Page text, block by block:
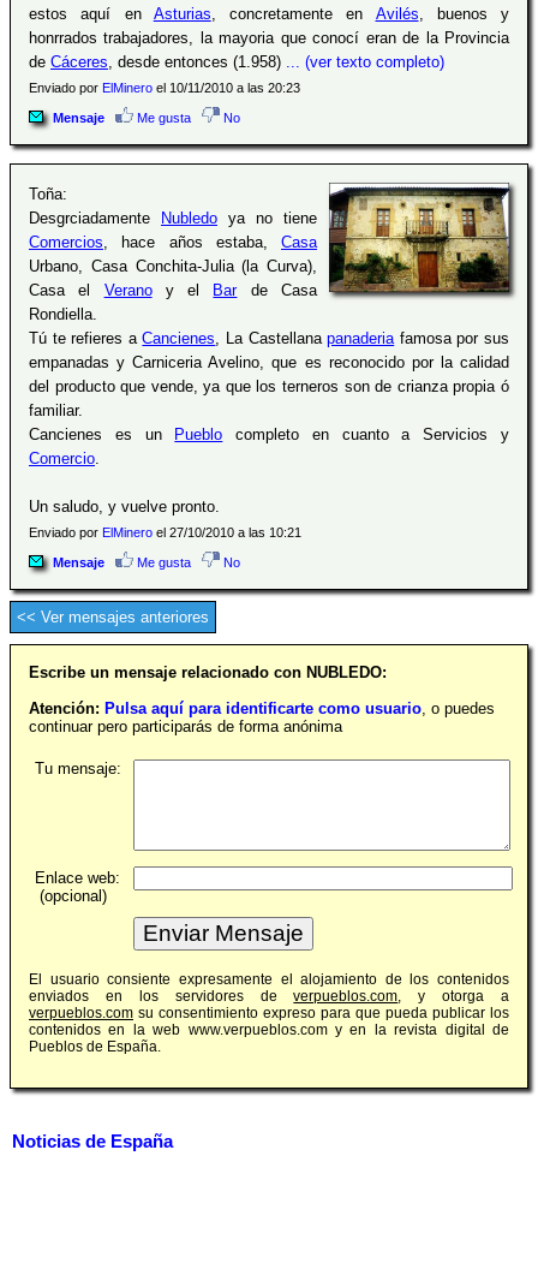
estos aquí en Asturias , concretamente en Avilés , buenos y
honrrados trabajadores, la mayoria que conocí eran de la Provincia
de Cáceres , desde entonces (1.958) ... (ver texto completo)
Enviado por ElMinero el 10/11/2010 a las 20:23
Mensaje Me gusta No
Toña:
Desgrciadamente
Nubledo ya no tiene
Comercios , hace años estaba, Casa
Urbano, Casa Conchita-Julia (la Curva),
Casa el Veranoy el Barde Casa
Rondiella.
Tú te refieres aCancienes , La Castellanapanaderia famosa por sus
empanadas y Carniceria Avelino, que es reconocido por la calidad
del producto que vende, ya que los terneros son de crianza propia ó
familiar.
Cancienes es un
Pueblo completo en cuanto a Servicios y
Comercio
Un saludo, y vuelve pronto.
Enviado por ElMinero el 27/10/2010 a las 10:21
Mensaje Me gusta No
<< Ver mensajes anteriores
Escribe un mensaje relacionado con NUBLEDO:
Atención: Pulsa aquí para identificarte como usuario , o puedes
continuar pero participarás de forma anónima
Tu mensaje:
Enlace web:
(opcional)
El usuario consiente expresamente el alojamiento de los contenidos
enviados en los servidores deverpueblos.com, y otorga a
verpueblos.com su consentimiento expreso para que pueda publicar los
contenidos en la web www.verpueblos.com y en la revista digital de
Pueblos de España.
Noticias de España